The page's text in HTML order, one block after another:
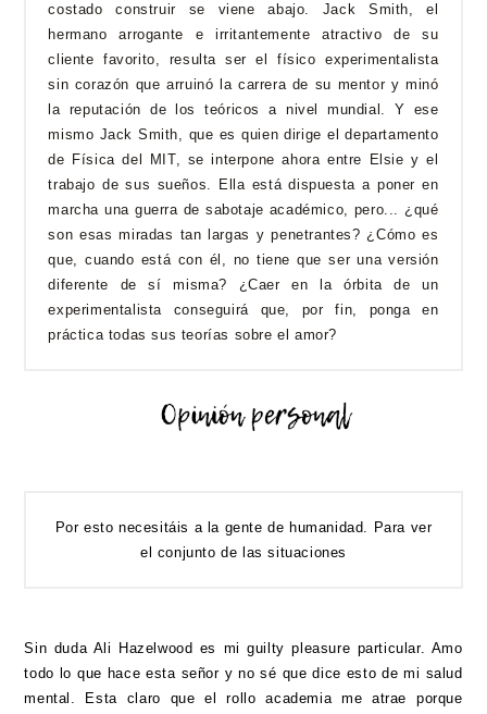
costado construir se viene abajo. Jack Smith, el
hermano arrogante e irritantemente atractivo de su
cliente favorito, resulta ser el físico experimentalista
sin corazón que arruinó la carrera de su mentor y minó
la reputación de los teóricos a nivel mundial. Y ese
mismo Jack Smith, que es quien dirige el departamento
de Física del MIT, se interpone ahora entre Elsie y el
trabajo de sus sueños. Ella está dispuesta a poner en
marcha una guerra de sabotaje académico, pero... ¿qué
son esas miradas tan largas y penetrantes? ¿Cómo es
que, cuando está con él, no tiene que ser una versión
diferente de sí misma? ¿Caer en la órbita de un
experimentalista conseguirá que, por fin, ponga en
práctica todas sus teorías sobre el amor?
Por esto necesitáis a la gente de humanidad. Para ver
el conjunto de las situaciones
Sin duda Ali Hazelwood es mi guilty pleasure particular. Amo
todo lo que hace esta señor y no sé que dice esto de mi salud
mental. Esta claro que el rollo academia me atrae porque